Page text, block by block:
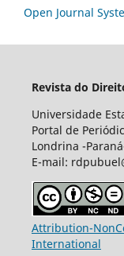
Open Journal
Revista do
Universidade
Portal de
Londrina -
E-mail:
Attribution-
International